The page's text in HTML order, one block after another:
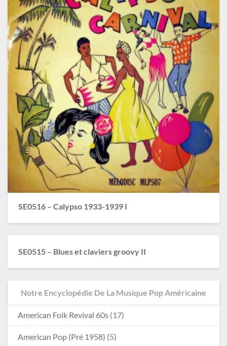
SE0516 – Calypso 1933-1939 I
SE0515 – Blues et claviers groovy II
Notre Encyclopédie De La Musique Pop Américaine
American Folk Revival 60s (17)
American Pop (Pré 1958) (5)